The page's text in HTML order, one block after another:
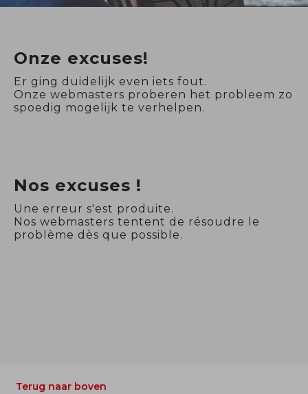
Onze excuses!
Er ging duidelijk even iets fout.
Onze webmasters proberen het probleem zo
spoedig mogelijk te verhelpen.
Nos excuses !
Une erreur s'est produite.
Nos webmasters tentent de résoudre le
problème dès que possible.
Terug naar boven